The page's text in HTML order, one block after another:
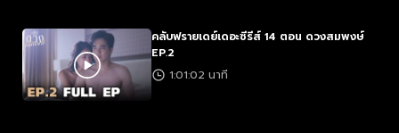
คลับฟรายเดย์เดอะซีรีส์ 14 ตอน ดวงสมพงษ์
EP.2
1:01:02 นาที